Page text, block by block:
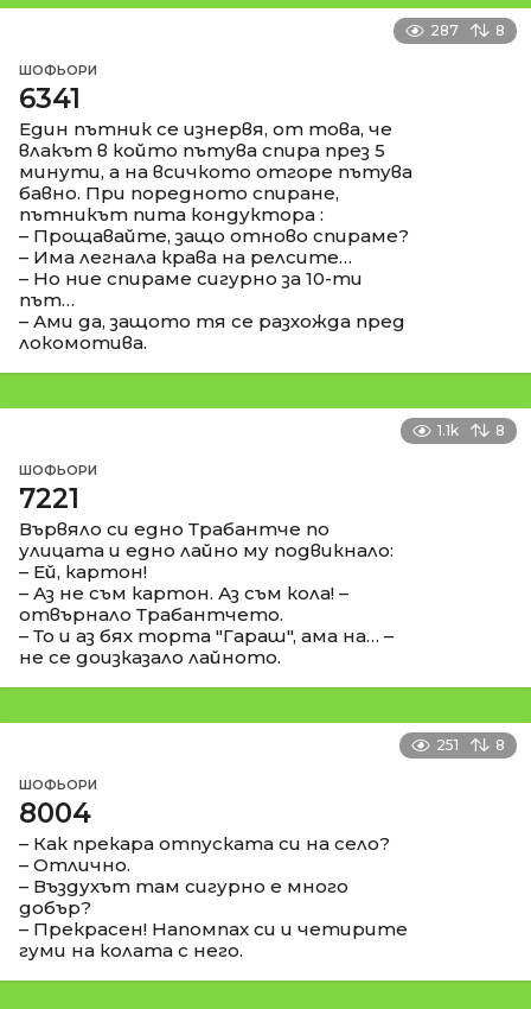
287 8
ШОФЬОРИ
6341
Един пътник се изнервя, от това, че
влакът в който пътува спира през 5
минути, а на всичкото отгоре пътува
бавно. При поредното спиране,
пътникът пита кондуктора :
– Прощавайте, защо отново спираме?
– Има легнала крава на релсите…
– Но ние спираме сигурно за 10-ти
път…
– Ами да, защото тя се разхожда пред
локомотива.
1.1k 8
ШОФЬОРИ
7221
Вървяло си едно Трабантче по
улицата и едно лайно му подвикнало:
– Ей, картон!
– Аз не съм картон. Аз съм кола! –
отвърнало Трабантчето.
– То и аз бях торта "Гараш", ама на… –
не се доизказало лайното.
251 8
ШОФЬОРИ
8004
– Как прекара отпуската си на село?
– Отлично.
– Въздухът там сигурно е много
добър?
– Прекрасен! Напомпах си и четирите
гуми на колата с него.